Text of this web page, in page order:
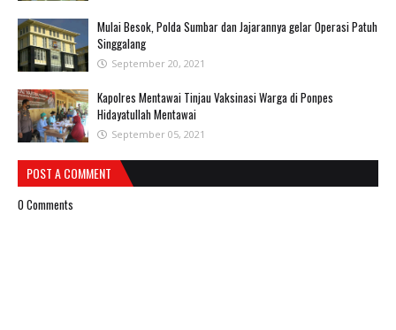
Mulai Besok, Polda Sumbar dan Jajarannya gelar Operasi Patuh
Singgalang
September 20, 2021
Kapolres Mentawai Tinjau Vaksinasi Warga di Ponpes
Hidayatullah Mentawai
September 05, 2021
POST A COMMENT
0 Comments